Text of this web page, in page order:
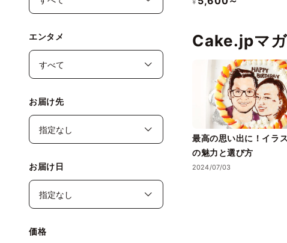
エンタメ
お届け先
お届け日
価格
Cake.jpマ
最高の思い出に！イラ
の魅力と選び方
2024/07/03